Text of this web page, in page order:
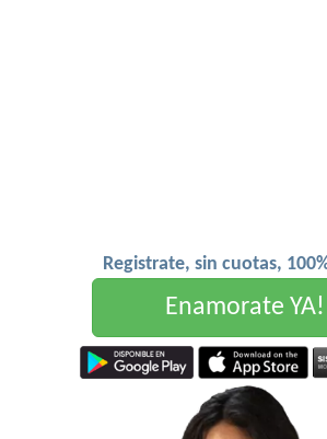
Registrate, sin cuotas,
Enamorate YA!